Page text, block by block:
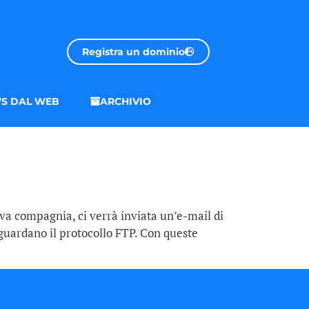
Registra un dominio
DAL WEB ARCHIVIO
compagnia, ci verrà inviata un’e-mail di
il protocollo FTP. Con queste